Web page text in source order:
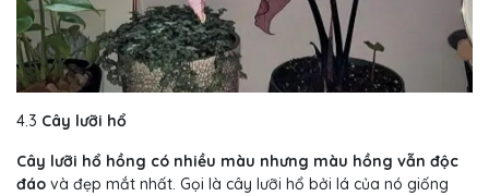
4.3 Cây lưỡi hổ
Cây lưỡi hổ hồng có nhiều màu nhưng màu hồng vẫn độc
đáo và đẹp mắt nhất. Gọi là cây lưỡi hổ bởi lá của nó giống